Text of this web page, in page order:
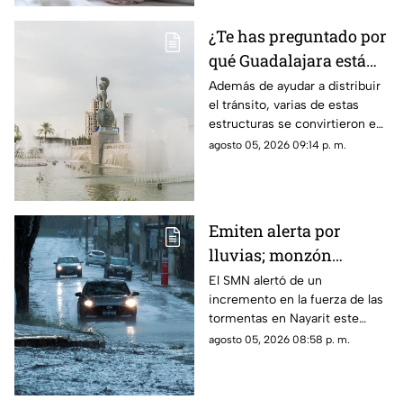
¿Te has preguntado por
qué Guadalajara está
llena de glorietas? Esta
es la razón
Además de ayudar a distribuir
el tránsito, varias de estas
estructuras se convirtieron en
símbolos de la ciudad y puntos
agosto 05, 2026 09:14 p. m.
Emiten alerta por
lluvias; monzón
mexicano intensificará
las tormentas en
Nayarit
El SMN alertó de un
incremento en la fuerza de las
tormentas en Nayarit este
jueves 6 de agosto
agosto 05, 2026 08:58 p. m.